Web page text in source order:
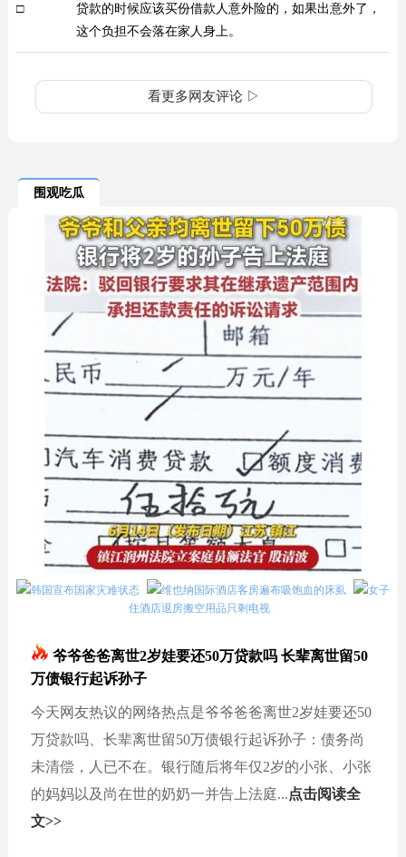
□
贷款的时候应该买份借款人意外险的，如果出意外了，
这个负担不会落在家人身上。
看更多网友评论 ▷
围观吃瓜
韩国宣布国家灾难状态 维也纳国际酒店客房遍布吸饱血的床虱
女子
住酒店退房搬空用品只剩电视
爷爷爸爸离世2岁娃要还50万贷款吗 长辈离世留50
万债银行起诉孙子
今天网友热议的网络热点是爷爷爸爸离世2岁娃要还50
万贷款吗、长辈离世留50万债银行起诉孙子：债务尚
未清偿，人已不在。银行随后将年仅2岁的小张、小张
的妈妈以及尚在世的奶奶一并告上法庭...点击阅读全
文>>